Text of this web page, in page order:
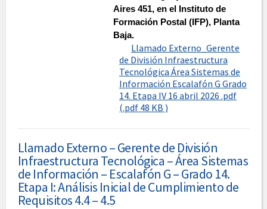
Aires 451, en el Instituto de
Formación Postal (IFP), Planta
Baja.
Llamado Externo_Gerente
de División Infraestructura
Tecnológica Área Sistemas de
Información Escalafón G Grado
14. Etapa IV 16 abril 2026 .pdf
(.pdf 48 KB )
Llamado Externo – Gerente de División
Infraestructura Tecnológica – Área Sistemas
de Información – Escalafón G – Grado 14.
Etapa I: Análisis Inicial de Cumplimiento de
Requisitos 4.4 – 4.5